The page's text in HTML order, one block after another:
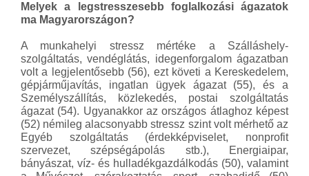
Melyek a legstresszesebb foglalkozási ágazatok
ma Magyarországon?
A munkahelyi stressz mértéke a Szálláshely-
szolgáltatás, vendéglátás, idegenforgalom ágazatban
volt a legjelentősebb (56), ezt követi a Kereskedelem,
gépjárműjavítás, ingatlan ügyek ágazat (55), és a
Személyszállítás, közlekedés, postai szolgáltatás
ágazat (54). Ugyanakkor az országos átlaghoz képest
(52) némileg alacsonyabb stressz szint volt mérhető az
Egyéb szolgáltatás (érdekképviselet, nonprofit
szervezet, szépségápolás stb.), Energiaipar,
bányászat, víz- és hulladékgazdálkodás (50), valamint